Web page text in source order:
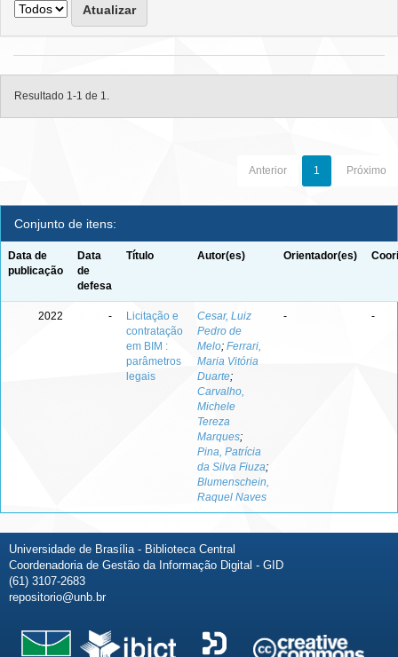
Resultado 1-1 de 1.
Anterior 1 Próximo
Conjunto de itens:
Data de
publicação
Data
de
defesa
Título Autor(es) Orientador(es)
2022 -
Licitação e
contratação
em BIM :
parâmetros
legais
Cesar, Luiz
Pedro de
Melo; Ferrari,
Maria Vitória
Duarte;
Carvalho,
Michele
Tereza
Marques;
Pina, Patrícia
da Silva Fiuza;
Blumenschein,
Raquel Naves
- -
Universidade de Brasília - Biblioteca Central
Coordenadoria de Gestão da Informação Digital - GID
(61) 3107-2683
repositorio@unb.br